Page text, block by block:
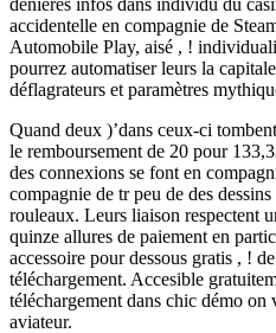
accidentelle en compagnie de
Automobile Play, aisé , !
pourrez automatiser leurs la
déflagrateurs et paramètres
Quand deux )’dans ceux-ci
le remboursement de 20 pour
des connexions se font en
compagnie de tr peu de des
rouleaux. Leurs liaison respectent
quinze allures de paiement en
accessoire pour dessous gratis , !
téléchargement. Accesible
téléchargement dans chic démo on
aviateur.